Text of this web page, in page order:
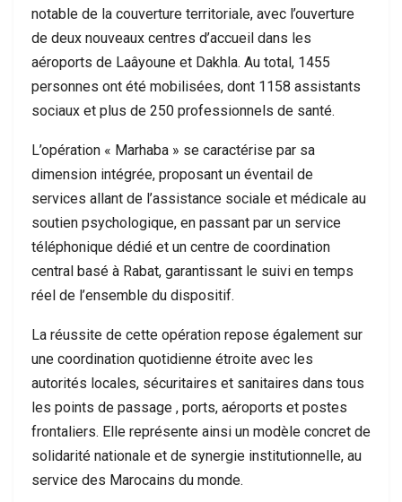
notable de la couverture territoriale, avec l’ouverture
de deux nouveaux centres d’accueil dans les
aéroports de Laâyoune et Dakhla. Au total, 1455
personnes ont été mobilisées, dont 1158 assistants
sociaux et plus de 250 professionnels de santé.
L’opération « Marhaba » se caractérise par sa
dimension intégrée, proposant un éventail de
services allant de l’assistance sociale et médicale au
soutien psychologique, en passant par un service
téléphonique dédié et un centre de coordination
central basé à Rabat, garantissant le suivi en temps
réel de l’ensemble du dispositif.
La réussite de cette opération repose également sur
une coordination quotidienne étroite avec les
autorités locales, sécuritaires et sanitaires dans tous
les points de passage , ports, aéroports et postes
frontaliers. Elle représente ainsi un modèle concret de
solidarité nationale et de synergie institutionnelle, au
service des Marocains du monde.